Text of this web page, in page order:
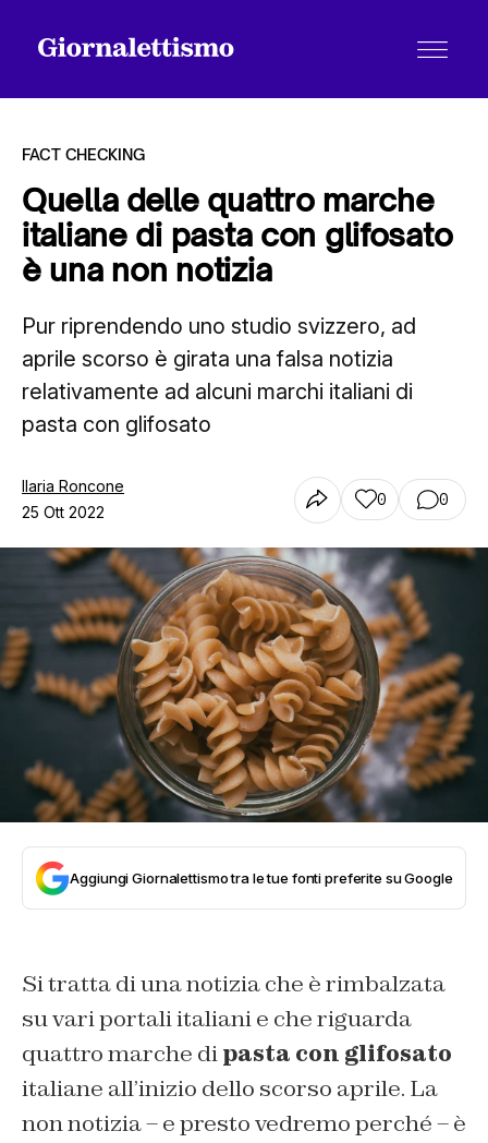
Tutti gli articoli
Chi siamo
Contatti
FACT CHECKING
Quella delle quattro marche
italiane di pasta con glifosato
è una non notizia
Pur riprendendo uno studio svizzero, ad
aprile scorso è girata una falsa notizia
relativamente ad alcuni marchi italiani di
pasta con glifosato
Ilaria Roncone
25 Ott 2022
0 0
Aggiungi Giornalettismo tra le tue fonti preferite su Google
Si tratta di una notizia che è rimbalzata
su vari portali italiani e che riguarda
quattro marche dipasta con glifosato
italiane all’inizio dello scorso aprile. La
non notizia – e presto vedremo perché – è